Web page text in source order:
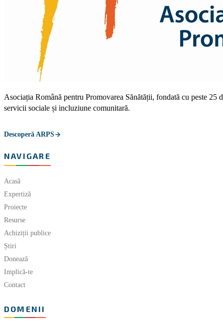
Asociația Română pentru Promovarea Sănătății, fondată cu peste 25
servicii sociale și incluziune comunitară.
Descoperă ARPS
NAVIGARE
Acasă
Expertiză
Proiecte
Resurse
Achiziții publice
Știri
Donează
Implică-te
Contact
DOMENII